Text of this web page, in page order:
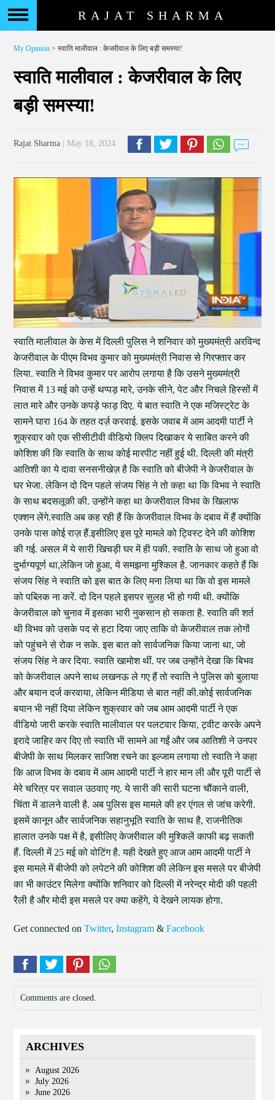
RAJAT SHARMA
My Opinion > स्वाति मालीवाल : केजरीवाल के लिए बड़ी समस्या!
स्वाति मालीवाल : केजरीवाल के लिए
बड़ी समस्या!
Rajat Sharma | May 18, 2024
स्वाति मालीवाल के केस में दिल्ली पुलिस ने शनिवार को मुख्यमंत्री अरविन्द
केजरीवाल के पीएम विभव कुमार को मुख्यमंत्री निवास से गिरफ्तार कर
लिया. स्वाति ने विभव कुमार पर आरोप लगाया है कि उसने मुख्यमंत्री
निवास में 13 मई को उन्हें थप्पड़ मारे, उनके सीने, पेट और निचले हिस्सों में
लात मारे और उनके कपड़े फाड़ दिए. ये बात स्वाति ने एक मजिस्ट्रेट के
सामने घारा 164 के तहत दर्ज़ करवाई. इसके जवाब में आम आदमी पार्टी ने
शुक्रवार को एक सीसीटीवी वीडियो क्लिप दिखाकर ये साबित करने की
कोशिश की कि स्वाति के साथ कोई मारपीट नहीं हुई थी. दिल्ली की मंत्री
आतिशी का ये दावा सनसनीखेज़ है कि स्वाति को बीजेपी ने केजरीवाल के
घर भेजा. लेकिन दो दिन पहले संजय सिंह ने तो कहा था कि विभव ने स्वाति
के साथ बदसलूकी की. उन्होंने कहा था केजरीवाल विभव के खिलाफ
एक्शन लेंगे.स्वाति अब कह रही हैं कि केजरीवाल विभव के दबाव में हैं क्योंकि
उनके पास कोई राज़ हैं.इसीलिए इस पूरे मामले को ट्विस्ट देने की कोशिश
की गई. असल में ये सारी खिचड़ी घर में ही पकी. स्वाति के साथ जो हुआ वो
दुर्भाग्यपूर्ण था,लेकिन जो हुआ, ये समझना मुश्किल है. जानकार कहते हैं कि
संजय सिंह ने स्वाति को इस बात के लिए मना लिया था कि वो इस मामले
को पब्लिक ना करें. दो दिन पहले इसपर सुलह भी हो गयी थी. क्योंकि
केजरीवाल को चुनाव में इसका भारी नुकसान हो सकता है. स्वाति की शर्त
थी विभव को उसके पद से हटा दिया जाए ताकि वो केजरीवाल तक लोगों
को पहुंचने से रोक न सके. इस बात को सार्वजनिक किया जाना था, जो
संजय सिंह ने कर दिया. स्वाति खामोश थीं. पर जब उन्होंने देखा कि बिभव
को केजरीवाल अपने साथ लखनऊ ले गए हैं तो स्वाति ने पुलिस को बुलाया
और बयान दर्ज करवाया, लेकिन मीडिया से बात नहीं की.कोई सार्वजनिक
बयान भी नहीं दिया लेकिन शुक्रवार को जब आम आदमी पार्टी ने एक
वीडियो जारी करके स्वाति मालीवाल पर पलटवार किया, ट्वीट करके अपने
इरादे जाहिर कर दिए तो स्वाति भी सामने आ गईं और जब आतिशी ने उनपर
बीजेपी के साथ मिलकर साजिश रचने का इल्जाम लगाया तो स्वाति ने कहा
कि आज विभव के दबाव में आम आदमी पार्टी ने हार मान ली और पूरी पार्टी से
मेरे चरित्र पर सवाल उठवाए गए. ये सारी की सारी घटना चौंकाने वाली,
चिंता में डालने वाली है. अब पुलिस इस मामले की हर एंगल से जांच करेगी.
इसमें कानून और सार्वजनिक सहानुभूति स्वाति के साथ है, राजनीतिक
हालात उनके पक्ष में है, इसीलिए केजरीवाल की मुश्किलें काफी बढ़ सकती
हैं. दिल्ली में 25 मई को वोटिंग है. यही देखते हुए आज आम आदमी पार्टी ने
इस मामले में बीजेपी को लपेटने की कोशिश की लेकिन इस मसले पर बीजेपी
का भी काउंटर मिलेगा क्योंकि शनिवार को दिल्ली में नरेन्द्र मोदी की पहली
रैली है और मोदी इस मसले पर क्या कहेंगे, ये देखने लायक होगा.
Get connected onTwitter,Instagram &Facebook
Comments are closed.
ARCHIVES
August 2026
July 2026
June 2026